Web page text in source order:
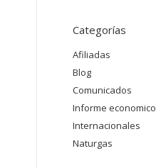
Categorías
Afiliadas
Blog
Comunicados
Informe economico
Internacionales
Naturgas